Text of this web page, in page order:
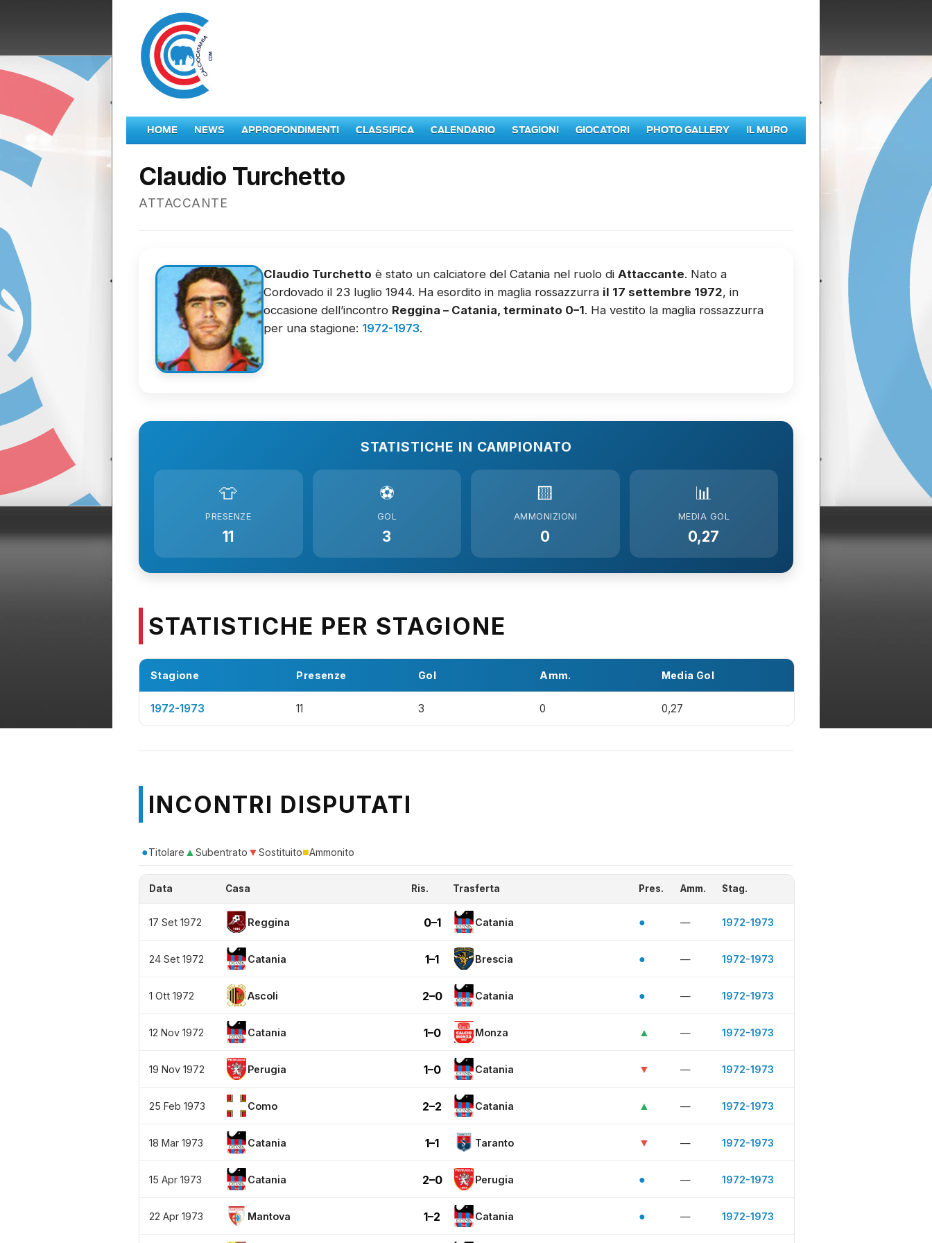
HOME NEWS APPROFONDIMENTI CLASSIFICA CALENDARIO STAGIONI GIOCATORI PHOTO GALLERY IL MURO
Claudio Turchetto
ATTACCANTE
Claudio Turchetto è stato un calciatore del Catania nel ruolo di Attaccante. Nato a
Cordovado il 23 luglio 1944. Ha esordito in maglia rossazzurra il 17 settembre 1972, in
occasione dell’incontro Reggina – Catania, terminato 0–1. Ha vestito la maglia rossazzurra
per una stagione: 1972-1973.
STATISTICHE IN CAMPIONATO
👕
PRESENZE
11
⚽
GOL
3
🟨
AMMONIZIONI
0
📊
MEDIA GOL
0,27
STATISTICHE PER STAGIONE
Stagione Presenze Gol Amm. Media Gol
1972-1973 11 3 0 0,27
INCONTRI DISPUTATI
●Titolare ▲Subentrato ▼Sostituito■Ammonito
Data Casa Ris. Trasferta Pres. Amm. Stag.
17 Set 1972 Reggina 0–1 Catania ● — 1972-1973
24 Set 1972 Catania 1–1 Brescia ● — 1972-1973
1 Ott 1972 Ascoli 2–0 Catania ● — 1972-1973
12 Nov 1972 Catania 1–0 Monza ▲ — 1972-1973
19 Nov 1972 Perugia 1–0 Catania ▼ — 1972-1973
25 Feb 1973 Como 2–2 Catania ▲ — 1972-1973
18 Mar 1973 Catania 1–1 Taranto ▼ — 1972-1973
15 Apr 1973 Catania 2–0 Perugia ● — 1972-1973
22 Apr 1973 Mantova 1–2 Catania ● — 1972-1973